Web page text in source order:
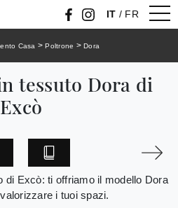
IT / FR
Casa >Poltrone >Dora
tessuto Dora di
Excò
di Excò: ti offriamo il modello Dora
i tuoi spazi.